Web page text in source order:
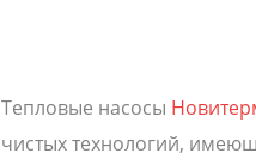
Тепловые насосы
чистых технологий,